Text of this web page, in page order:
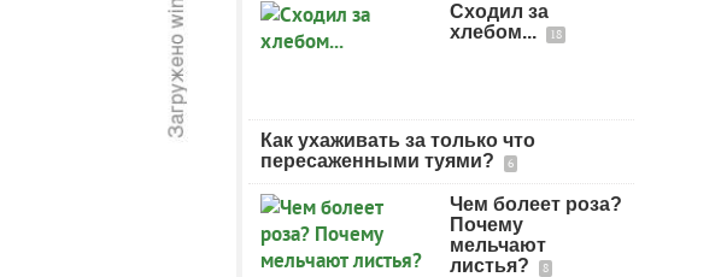
Сходил за
хлебом...
18
Как ухаживать за только что
пересаженными туями?
6
Чем болеет роза?
Почему
мельчают
листья?
8